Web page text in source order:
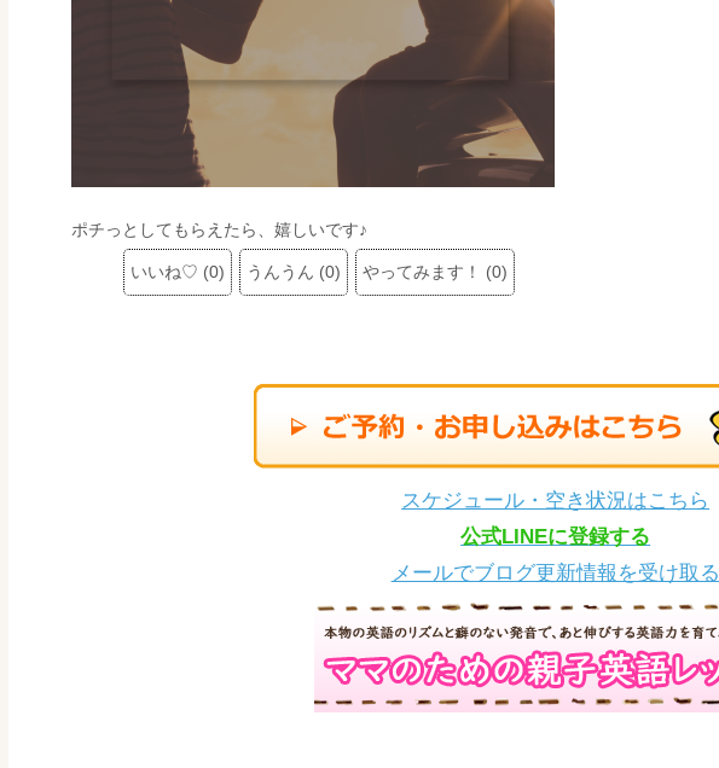
ポチっとしてもらえたら、嬉しいです♪
いいね♡ (0) うんうん (0) やってみます！ (0)
スケジュール・空き状況はこちら
公式LINEに登録する
メールでブログ更新情報を受け取る